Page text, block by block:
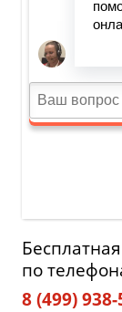
по
8 (499)